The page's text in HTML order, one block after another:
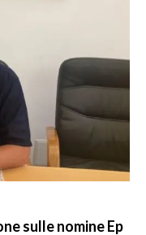
sulle nomine Ep